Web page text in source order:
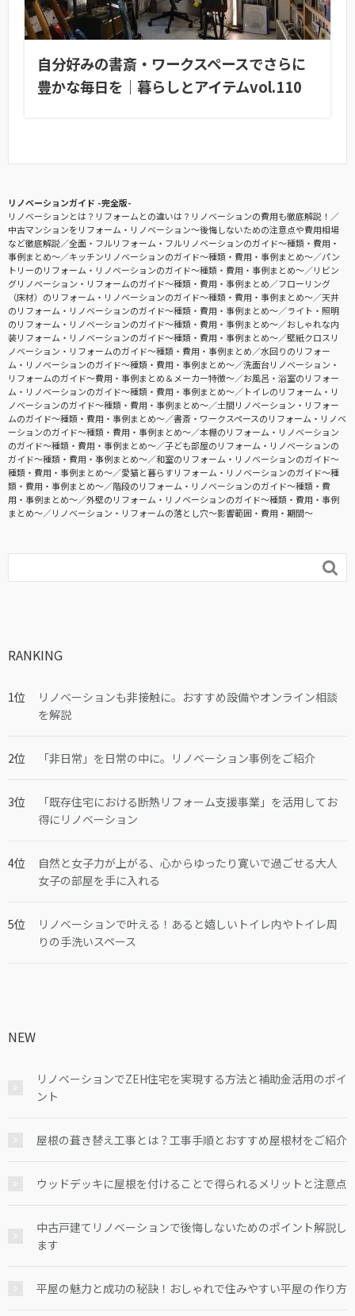
自分好みの書斎・ワークスペースでさらに
豊かな毎日を｜暮らしとアイテムvol.110
リノベーションガイド -完全版-
リノベーションとは？リフォームとの違いは？リノベーションの費用も徹底解説！
中古マンションをリフォーム・リノベーション〜後悔しないための注意点や費用相場
など徹底解説
全面・フルリフォーム・フルリノベーションのガイド〜種類・費用・
事例まとめ〜
キッチンリノベーションのガイド〜種類・費用・事例まとめ〜
パン
トリーのリフォーム・リノベーションのガイド〜種類・費用・事例まとめ〜
リビン
グリノベーション・リフォームのガイド〜種類・費用・事例まとめ
フローリング
（床材）のリフォーム・リノベーションのガイド〜種類・費用・事例まとめ〜
天井
のリフォーム・リノベーションのガイド〜種類・費用・事例まとめ〜
ライト・照明
のリフォーム・リノベーションのガイド〜種類・費用・事例まとめ〜
おしゃれな内
装リフォーム・リノベーションのガイド〜種類・費用・事例まとめ〜
壁紙クロスリ
ノベーション・リフォームのガイド〜種類・費用・事例まとめ
水回りのリフォー
ム・リノベーションのガイド〜種類・費用・事例まとめ〜
洗面台リノベーション・
リフォームのガイド〜費用・事例まとめ＆メーカー特徴〜
お風呂・浴室のリフォー
ム・リノベーションのガイド〜種類・費用・事例まとめ〜
トイレのリフォーム・リ
ノベーションのガイド〜種類・費用・事例まとめ〜
土間リノベーション・リフォー
ムのガイド〜種類・費用・事例まとめ〜
書斎・ワークスペースのリフォーム・リノベ
ーションのガイド〜種類・費用・事例まとめ〜
本棚のリフォーム・リノベーション
のガイド〜種類・費用・事例まとめ〜
子ども部屋のリフォーム・リノベーションの
ガイド〜種類・費用・事例まとめ〜
和室のリフォーム・リノベーションのガイド〜
種類・費用・事例まとめ〜
愛猫と暮らすリフォーム・リノベーションのガイド〜種
類・費用・事例まとめ〜
階段のリフォーム・リノベーションのガイド〜種類・費
用・事例まとめ〜
外壁のリフォーム・リノベーションのガイド〜種類・費用・事例
まとめ〜
リノベーション・リフォームの落とし穴～影響範囲・費用・期間～

RANKING
リノベーションも非接触に。おすすめ設備やオンライン相談
を解説
「非日常」を日常の中に。リノベーション事例をご紹介
「既存住宅における断熱リフォーム支援事業」を活用してお
得にリノベーション
自然と女子力が上がる、心からゆったり寛いで過ごせる大人
女子の部屋を手に入れる
リノベーションで叶える！あると嬉しいトイレ内やトイレ周
りの手洗いスペース
NEW
リノベーションでZEH住宅を実現する方法と補助金活用のポイ
ント
屋根の葺き替え工事とは？工事手順とおすすめ屋根材をご紹介
ウッドデッキに屋根を付けることで得られるメリットと注意点
中古戸建てリノベーションで後悔しないためのポイント解説し
ます
平屋の魅力と成功の秘訣！おしゃれで住みやすい平屋の作り方